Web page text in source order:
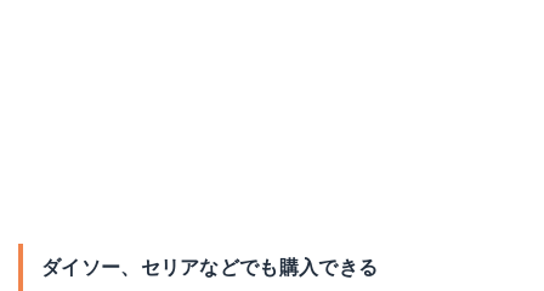
Yahoo!ショッピングで見る
ダイソー、セリアなどでも購入できる